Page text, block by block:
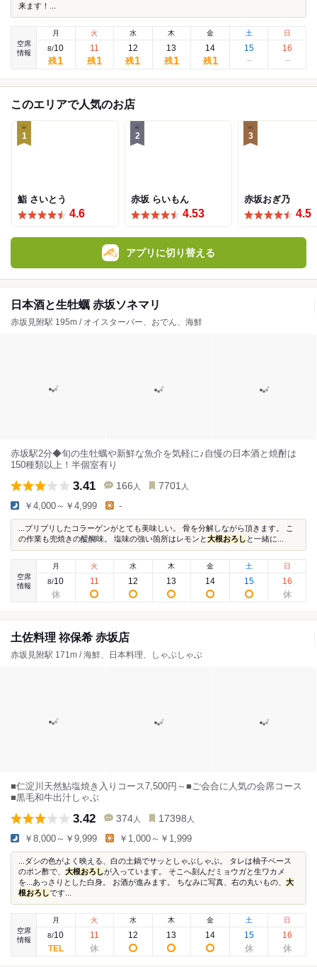
来ます！...
空席
情報
月
8/10
残1
火
11
残1
水
12
残1
木
13
残1
金
14
残1
土
15
日
16
このエリアで人気のお店
1
鮨 さいとう
4.6
2
赤坂 らいもん
4.53
3
赤坂おぎ乃
4.5
アプリに切り替える
日本酒と生牡蠣 赤坂ソネマリ
赤坂見附駅 195m / オイスターバー、おでん、海鮮
赤坂駅2分◆旬の生牡蠣や新鮮な魚介を気軽に♪自慢の日本酒と焼酎は
150種類以上！半個室有り
3.41 166 人 7701 人
￥4,000～￥4,999 -
...プリプリしたコラーゲンがとても美味しい。 骨を分解しながら頂きます。 こ
の作業も兜焼きの醍醐味。 塩味の強い箇所はレモンと大根おろし と一緒に...
空席
情報
月
8/10
火
11
水
12
木
13
金
14
土
15
日
16
土佐料理 祢保希 赤坂店
赤坂見附駅 171m / 海鮮、日本料理、しゃぶしゃぶ
■仁淀川天然鮎塩焼き入りコース7,500円～■ご会合に人気の会席コース
■黒毛和牛出汁しゃぶ
3.42 374 人 17398 人
￥8,000～￥9,999 ￥1,000～￥1,999
...ダシの色がよく映える、白の土鍋でサッとしゃぶしゃぶ。 タレは柚子ベース
のポン酢で、 大根おろしが入っています。 そこへ刻んだミョウガと生ワカメ
を...あっさりとした白身。 お酒が進みます。 ちなみに写真、右の丸いもの、 大
根おろしです...
空席
情報
月
8/10
火
11
水
12
木
13
金
14
土
15
日
16